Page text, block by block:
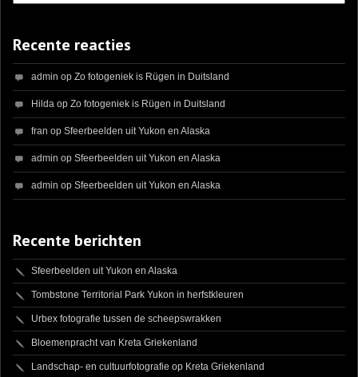
Recente reacties
admin op Zo fotogeniek is Rügen in Duitsland
Hilda op Zo fotogeniek is Rügen in Duitsland
fran op Sfeerbeelden uit Yukon en Alaska
admin op Sfeerbeelden uit Yukon en Alaska
admin op Sfeerbeelden uit Yukon en Alaska
Recente berichten
Sfeerbeelden uit Yukon en Alaska
Tombstone Territorial Park Yukon in herfstkleuren
Urbex fotografie tussen de scheepswrakken
Bloemenpracht van Kreta Griekenland
Landschap- en cultuurfotografie op Kreta Griekenland